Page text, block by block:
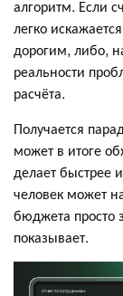
алгоритм. Если
легко
дорогим, либо,
реальности
расчёта.
Получается
может в итоге
делает быстрее
человек может
бюджета просто
показывает.